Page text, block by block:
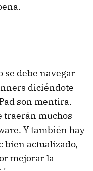
se debe navegar
diciéndote
son mentira.
traerán muchos
Y también hay
bien actualizado,
mejorar la